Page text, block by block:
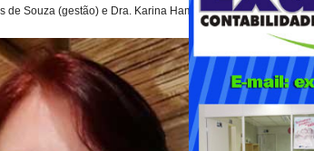
de Souza (gestão) e Dra. Karina Hamdan (procuradora do